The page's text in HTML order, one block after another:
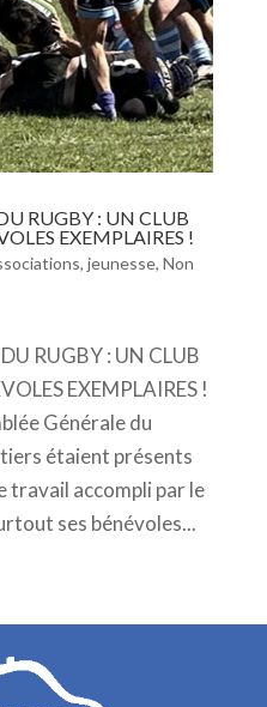
RUGBY : UN CLUB
EXEMPLAIRES !
, jeunesse, Non
RUGBY : UN CLUB
EXEMPLAIRES !
Générale du
étaient présents
travail accompli par le
ses bénévoles...